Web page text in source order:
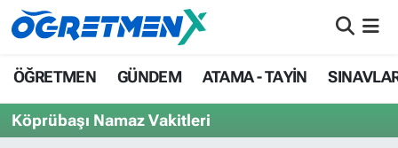
ÖĞRETMEN GÜNDEM ATAMA - TAYİN
Köprübaşı Namaz Vakitleri
ÖĞRETMEN
GÜNDEM
İstanbul Nöbetçi Eczaneler
İstanbul Hava Durumu